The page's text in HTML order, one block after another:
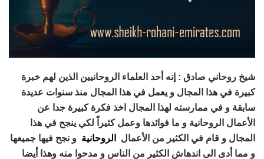
شيخ روحاني صادق : إنه أحد العلماء الروحانيين الذين لهم خبرة
كبيرة في هذا المجال و يعمل في هذا المجال منذ سنوات عديدة
سابقة و في ممارسته لهذا المجال اخذ فكرة كبيرة جدا عن
الأعمال الروحانية و ما فوائدها وعمل كثيراً لكي ينجح في هذا
المجال و قام في الكثير من الأعمال
الروحانية و نجح فيها جميعها
و مما أدى الى اندهاش الكثير من الناس و مدحوا منه وهذا أيضا